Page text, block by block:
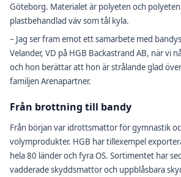
Göteborg. Materialet är polyeten och
plastbehandlad väv som tål kyla.
– Jag ser fram emot ett samarbete med
Velander, VD på HGB Backastrand AB, när vi
och hon berättar att hon är strålande glad
familjen Arenapartner.
Från brottning till bandy
Från början var idrottsmattor för gymnastik
volymprodukter. HGB har tillexempel
hela 80 länder och fyra OS. Sortimentet har
vadderade skyddsmattor och uppblåsbara